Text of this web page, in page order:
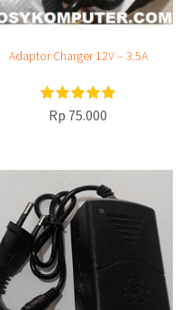
Adaptor Charger 12V – 3.5A
Rp 75.000